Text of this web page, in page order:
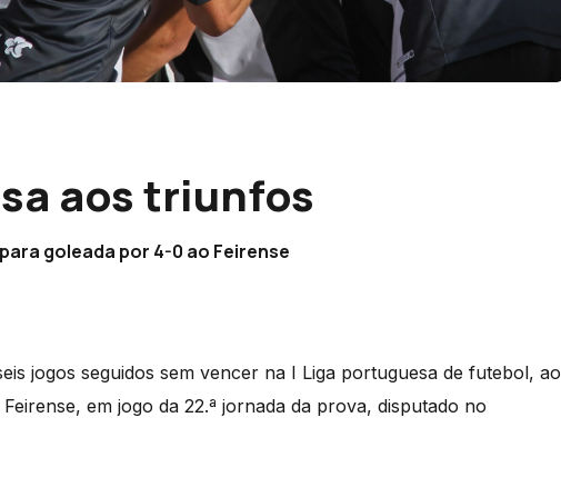
aos triunfos
goleada por 4-0 ao Feirense
jogos seguidos sem vencer na I Liga portuguesa de futebol, ao
em jogo da 22.ª jornada da prova, disputado no